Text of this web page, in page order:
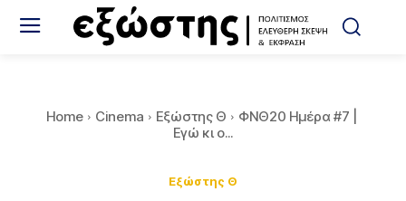
Home Cinema Εξώστης Θ
ΦΝΘ20 Ημέρα #7 | ​
Εγώ κι ο...
Εξώστης Θ